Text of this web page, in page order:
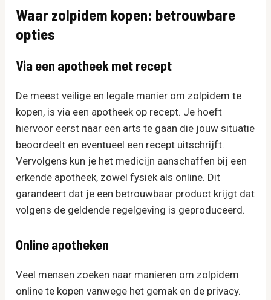
Waar zolpidem kopen: betrouwbare
opties
Via een apotheek met recept
De meest veilige en legale manier om zolpidem te
kopen, is via een apotheek op recept. Je hoeft
hiervoor eerst naar een arts te gaan die jouw situatie
beoordeelt en eventueel een recept uitschrijft.
Vervolgens kun je het medicijn aanschaffen bij een
erkende apotheek, zowel fysiek als online. Dit
garandeert dat je een betrouwbaar product krijgt dat
volgens de geldende regelgeving is geproduceerd.
Online apotheken
Veel mensen zoeken naar manieren om zolpidem
online te kopen vanwege het gemak en de privacy.